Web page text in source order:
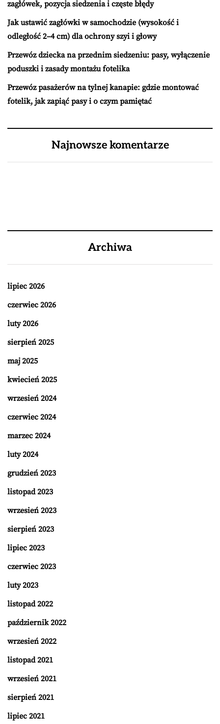
zagłówek, pozycja siedzenia i częste błędy
Jak ustawić zagłówki w samochodzie (wysokość i
odległość 2–4 cm) dla ochrony szyi i głowy
Przewóz dziecka na przednim siedzeniu: pasy, wyłączenie
poduszki i zasady montażu fotelika
Przewóz pasażerów na tylnej kanapie: gdzie montować
fotelik, jak zapiąć pasy i o czym pamiętać
Najnowsze komentarze
Archiwa
lipiec 2026
czerwiec 2026
luty 2026
sierpień 2025
maj 2025
kwiecień 2025
wrzesień 2024
czerwiec 2024
marzec 2024
luty 2024
grudzień 2023
listopad 2023
wrzesień 2023
sierpień 2023
lipiec 2023
czerwiec 2023
luty 2023
listopad 2022
październik 2022
wrzesień 2022
listopad 2021
wrzesień 2021
sierpień 2021
lipiec 2021